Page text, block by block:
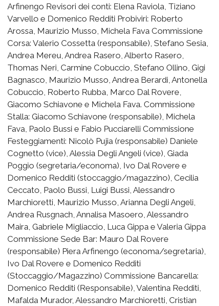
Arfinengo Revisori dei conti: Elena Raviola, Tiziano
Varvello e Domenico Redditi Probiviri: Roberto
Arossa, Maurizio Musso, Michela Fava Commissione
Corsa: Valerio Cossetta (responsabile), Stefano Sesia,
Andrea Mereu, Andrea Rasero, Alberto Rasero,
Thomas Neri, Carmine Cobuccio, Stefano Ollino, Gigi
Bagnasco, Maurizio Musso, Andrea Berardi, Antonella
Cobuccio, Roberto Rubba, Marco Dal Rovere,
Giacomo Schiavone e Michela Fava. Commissione
Stalla: Giacomo Schiavone (responsabile), Michela
Fava, Paolo Bussi e Fabio Pucciarelli Commissione
Festeggiamenti: Nicolò Pujia (responsabile) Daniele
Cognetto (vice), Alessia Degli Angeli (vice), Giada
Poggio (segretaria/economa), Ivo Dal Rovere e
Domenico Redditi (stoccaggio/magazzino), Cecilia
Ceccato, Paolo Bussi, Luigi Bussi, Alessandro
Marchioretti, Maurizio Musso, Arianna Degli Angeli,
Andrea Rusgnach, Annalisa Masoero, Alessandro
Maira, Gabriele Migliaccio, Luca Gippa e Valeria Gippa
Commissione Sede Bar: Mauro Dal Rovere
(responsabile) Piera Arfinengo (economa/segretaria),
Ivo Dal Rovere e Domenico Redditi
(Stoccaggio/Magazzino) Commissione Bancarella:
Domenico Redditi (Responsabile), Valentina Redditi,
Mafalda Murador, Alessandro Marchioretti, Cristian